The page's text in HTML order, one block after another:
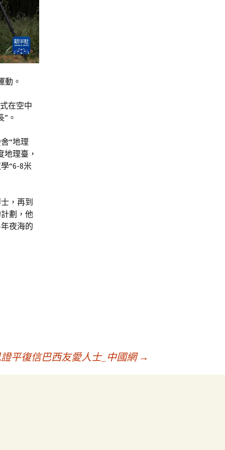
動。
在空中
。
“地理
理臺，
“6-8米
，再到
劃，他
夜海的
平復信巴西友愛人士_中國網 →